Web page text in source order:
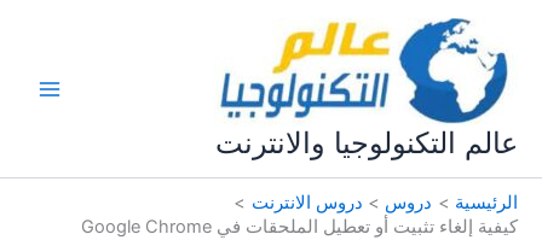
المحتوى
عالم التكنولوجيا والانترنت
الرئيسية دروس
دروس الانترنت
كيفية إلغاء تثبيت أو تعطيل الملحقات في Google Chrome